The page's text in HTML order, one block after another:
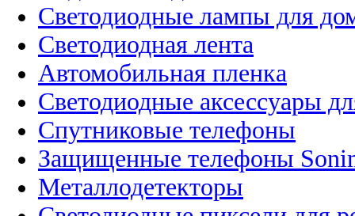
Светодиодные лампы для
Светодиодная лента
Автомобильная пленка
Светодиодные аксессуары
Спутниковые телефоны
Защищенные телефоны
Металлодетекторы